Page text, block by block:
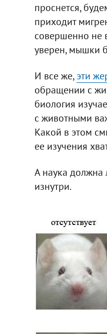
проснется,
приходит
совершенно не
уверен, мышки
И все же,эти
обращении с
биология
с животными
Какой в этом
ее изучения
А наука должна
изнутри.